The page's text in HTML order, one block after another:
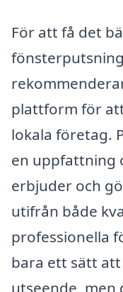
För att få det
plattform för
lokala företag.
en uppfattning
erbjuder och
utifrån både
professionella
bara ett sätt
utseende, men